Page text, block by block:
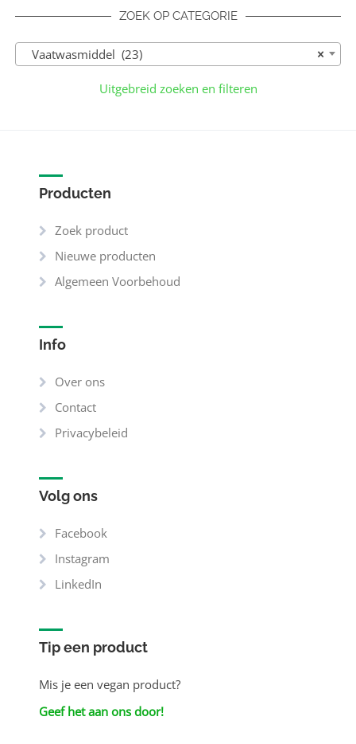
ZOEK OP CATEGORIE
×
Vaatwasmiddel (23)
Uitgebreid zoeken en filteren
Producten
Zoek product
Nieuwe producten
Algemeen Voorbehoud
Info
Over ons
Contact
Privacybeleid
Volg ons
Facebook
Instagram
LinkedIn
Tip een product
Mis je een vegan product?
Geef het aan ons door!